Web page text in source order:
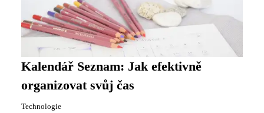
Kalendář Seznam: Jak efektivně
organizovat svůj čas
Technologie